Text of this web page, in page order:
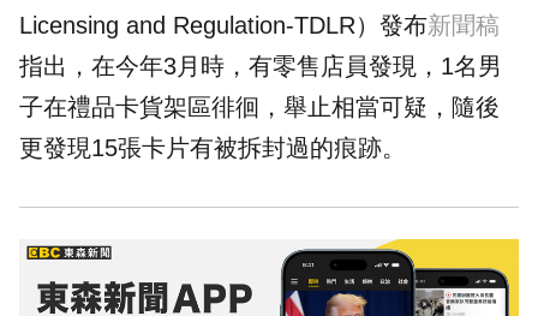
Licensing and Regulation-TDLR）發布新聞稿
指出，在今年3月時，有零售店員發現，1名男
子在禮品卡貨架區徘徊，舉止相當可疑，隨後
更發現15張卡片有被拆封過的痕跡。